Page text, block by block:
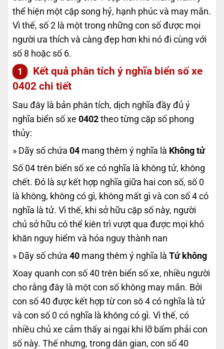
thể hiện một cặp song hỷ, hạnh phúc và may mắn.
Vì thế, số 2 là một trong những con số được mọi
người ưa thích và càng đẹp hơn khi nó đi cùng với
số 8 hoặc số 6.
Kết quả phân tích ý nghĩa biển số xe
0402 chi tiết
Sau đây là bản phân tích, dịch nghĩa đầy đủ ý
nghĩa biển số xe 0402 theo từng cặp số phong
thủy:
» Dãy số chứa 04 mang thêm ý nghĩa là Không tử
Số 04 trên biển số xe có nghĩa là không tử, không
chết. Đó là sự kết hợp nghĩa giữa hai con số, số 0
là không, không có gì, không mất gì và con số 4 có
nghĩa là tử. Vì thế, khi sở hữu cặp số này, người
chủ sở hữu có thể kiên trì vượt qua được mọi khó
khăn nguy hiểm và hóa nguy thành nan
» Dãy số chứa 40 mang thêm ý nghĩa là Tứ không
Xoay quanh con số 40 trên biển số xe, nhiều người
cho rằng đây là một con số không may mắn. Bởi
con số 40 được kết hợp từ con sô 4 có nghĩa là tử
và con số 0 có nghĩa là không có gì. Vì thế, có
nhiều chủ xe cảm thấy ai ngại khi lỡ bấm phải con
số này. Thế nhưng, trong dân gian, con số 40